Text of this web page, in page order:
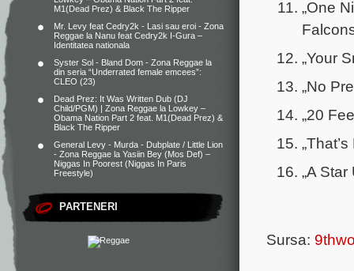
M1(Dead Prez) & Black The Ripper
Mr. Levy feat Cedry2k - Lasi sau eroi - Zona
Reggae la Nanu feat Cedry2k I-Gura –
Identitatea nationala
Syster Sol - Bland Dom - Zona Reggae la
din seria “Underrated female emcees”:
CLEO (23)
Dead Prez: It Was Written Dub (DJ
Child/PGM) | Zona Reggae la Lowkey –
Obama Nation Part 2 feat. M1(Dead Prez) &
Black The Ripper
General Levy - Murda - Dubplate / Little Lion
- Zona Reggae la Yasiin Bey (Mos Def) –
Niggas In Poorest (Niggas In Paris
Freestyle)
PARTENERI
„One
„Your
„No
„20
„A
Sursa: